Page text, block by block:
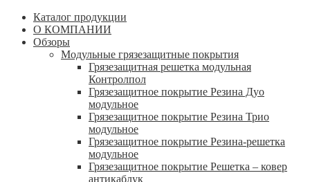
Каталог продукции
О КОМПАНИИ
Обзоры
Модульные грязезащитные покрытия
Грязезащитная решетка модульная
Контролпол
Грязезащитное покрытие Резина Дуо
модульное
Грязезащитное покрытие Резина Трио
модульное
Грязезащитное покрытие Резина-решетка
модульное
Грязезащитное покрытие Решетка – ковер
антикаблук